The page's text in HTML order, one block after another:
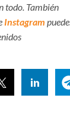
todo. También
Instagram